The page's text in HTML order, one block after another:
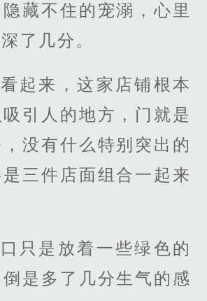
藏不住的宠溺，心里
了几分。
起来，这家店铺根本
引人的地方，门就是
没有什么特别突出的
三件店面组合一起来
只是放着一些绿色的
是多了几分生气的感